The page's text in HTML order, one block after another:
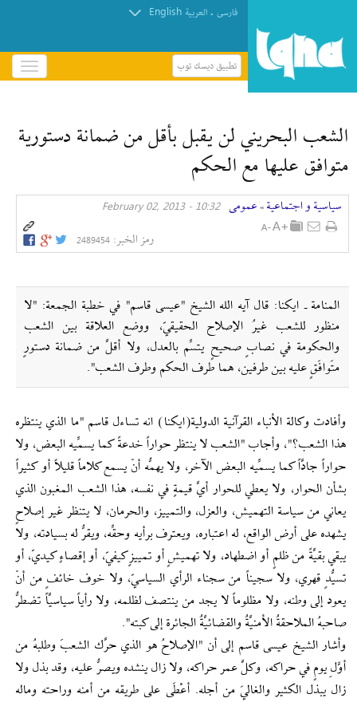
فارسی . العربیة English
تطبيق ديسك توب
باز
و
منو
الشعب البحريني لن يقبل بأقل من ضمانة دستورية
متوافق عليها مع الحكم
سیاسیة و اجتماعیة » عمومی 10:32 - February 02, 2013
رمز الخبر: 2489454
المنامة ـ ايكنا: قال آيه الله الشيخ "عيسى قاسم" في خطبة الجمعة: "لا
منظور للشعب غيرُ الإصلاح الحقيقيّ، ووضع العلاقة بين الشعب
والحكومة في نصابٍ صحيحٍ يتسِّم بالعدل، ولا أقلَّ من ضمانة دستورٍ
متَوافَقٍ عليه بين طرفين، هما طرف الحكم وطرف الشعب".
وأفادت وكالة الأنباء القرآنية الدولية(ايكنا) انه تساءل قاسم "ما الذي ينتظره
هذا الشعب؟"، وأجاب "الشعب لا ينتظر حواراً خدعةً كما يسمِّيه البعض، ولا
حواراً جادَّاً كما يسمِّيه البعض الآخر، ولا يهمُّه أنْ يسمع كلاماً قليلاً أو كثيراً
بشأن الحوار، ولا يعطي للحوار أيَّ قيمةٍ في نفسه، هذا الشعب المغبون الذي
يعاني من سياسة التهميش، والعزل، والتمييز، والحرمان، لا يتنظر غير إصلاحٍ
يشهده على أرض الواقع، له اعتباره، ويعترف برأيه وحقِّه، ويقرُّ له بسيادته، ولا
يبقي بقيَّةً من ظلمٍ أو اضطهاد، ولا تهميشٍ أو تمييزٍ كيفيّ، أو إقصاءٍ كيديّ، أو
تسيُّدٍ قهري، ولا سجيناً من سجناء الرأي السياسيّ، ولا خوف خائفٍ من أنْ
يعود إلى وطنه، ولا مظلوماً لا يجد من ينتصف لظلمه، ولا رأياً سياسيَّاً تضطرُّ
صاحبهُ الملاحقةُ الأمنيَّةُ والقضائيَّةُ الجائرة إلى كبته".
وأشار الشيخ عيسى قاسم إلى أن "الإصلاحُ هو الذي حرَّك الشعبَ وطلبهُ من
أوَّلِ يومٍ في حراكه، وكلَّ عمر حراكه، ولا زال ينشده ويصرُّ عليه، وقد بذل ولا
زال يبذل الكثير والغاليَ من أجله. أعْطَى على طريقه من أمنه وراحته وماله